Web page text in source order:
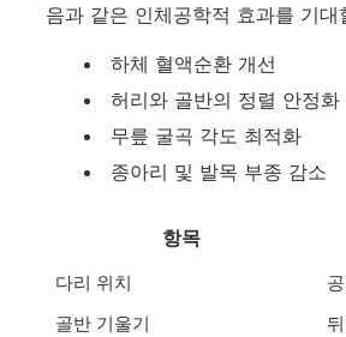
음과 같은 인체공학적 효과를 기대
하체 혈액순환 개선
허리와 골반의 정렬 안정화
무릎 굴곡 각도 최적화
종아리 및 발목 부종 감소
항목
다리 위치
골반 기울기